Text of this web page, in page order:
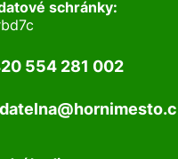
schránky:
554 281 002